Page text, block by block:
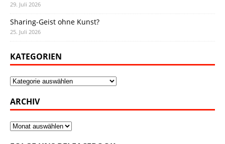
29. Juli 2026
Sharing-Geist ohne Kunst?
25. Juli 2026
KATEGORIEN
Kategorien
ARCHIV
Archiv